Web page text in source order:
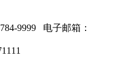
9999
电子邮箱：